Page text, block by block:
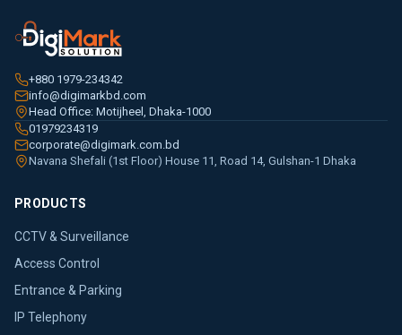
+880 1979-234342
info@digimarkbd.com
Head Office: Motijheel, Dhaka-1000
01979234319
corporate@digimark.com.bd
Navana Shefali (1st Floor) House 11, Road 14, Gulshan-1 Dhaka
PRODUCTS
CCTV & Surveillance
Access Control
Entrance & Parking
IP Telephony